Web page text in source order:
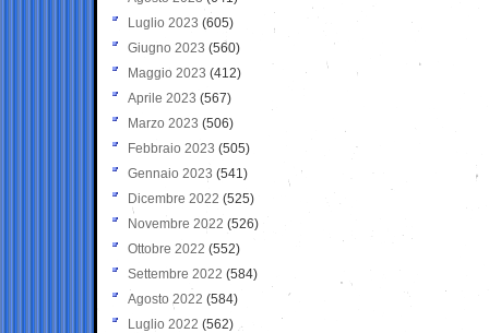
Luglio 2023 (605)
Giugno 2023 (560)
Maggio 2023 (412)
Aprile 2023 (567)
Marzo 2023 (506)
Febbraio 2023 (505)
Gennaio 2023 (541)
Dicembre 2022 (525)
Novembre 2022 (526)
Ottobre 2022 (552)
Settembre 2022 (584)
Agosto 2022 (584)
Luglio 2022 (562)